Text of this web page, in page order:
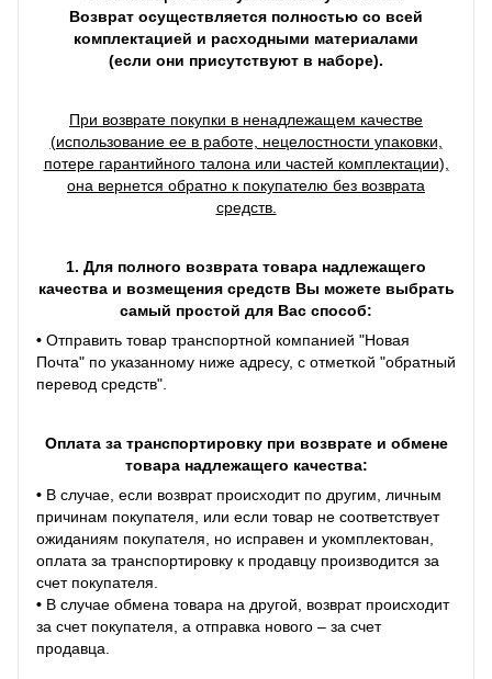
Возврат осуществляется полностью со всей
комплектацией и расходными материалами
(если они присутствуют в наборе).
При возврате покупки в ненадлежащем качестве
(использование ее в работе, нецелостности упаковки,
потере гарантийного талона или частей комплектации),
она вернется обратно к покупателю без возврата
средств.
1. Для полного возврата товара надлежащего
качества и возмещения средств Вы можете выбрать
самый простой для Вас способ:
• Отправить товар транспортной компанией "Новая
Почта" по указанному ниже адресу, с отметкой "обратный
перевод средств".
Оплата за транспортировку при возврате и обмене
товара надлежащего качества:
• В случае, если возврат происходит по другим, личным
причинам покупателя, или если товар не соответствует
ожиданиям покупателя, но исправен и укомплектован,
оплата за транспортировку к продавцу производится за
счет покупателя.
• В случае обмена товара на другой, возврат происходит
за счет покупателя, а отправка нового – за счет
продавца.